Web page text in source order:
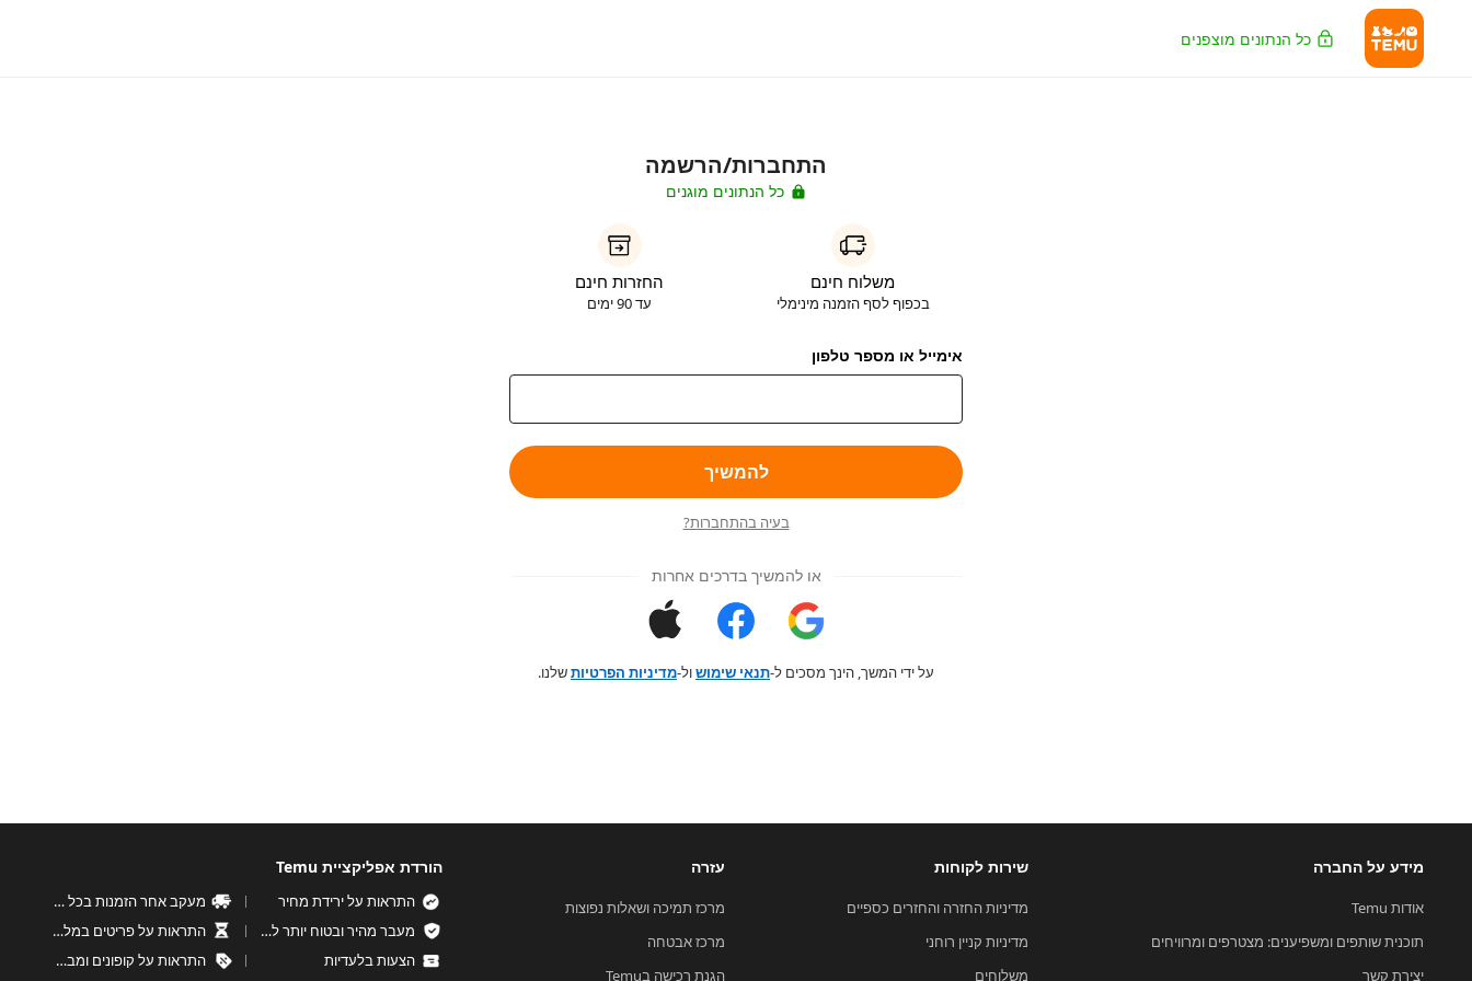
כל הנתונים מוצפנים
התחברות/הרשמה
כל הנתונים מוגנים
משלוח חינם
בכפוף לסף הזמנה מינימלי
החזרות חינם
עד 90 ימים
אימייל או מספר טלפון
להמשיך
בעיה בהתחברות?
או להמשיך בדרכים אחרות
על ידי המשך, הינך מסכים ל-תנאי שימושול-מדיניות הפרטיותשלנו.
מידע על החברה
אודות Temu
תוכנית שותפים ומשפיענים: מצטרפים ומרוויחים
יצירת קשר
שירות לקוחות
מדיניות החזרה והחזרים כספיים
מדיניות קניין רוחני
משלוחים
עזרה
מרכז תמיכה ושאלות נפוצות
מרכז אבטחה
הגנת רכישה בTemu
הורדת אפליקציית Temu
התראות על ירידת מחיר
מעקב אחר הזמנות בכל עת
מעבר מהיר ובטוח יותר לקופה
התראות על פריטים במלאי נמוך
הצעות בלעדיות
התראות על קופונים ומבצעים